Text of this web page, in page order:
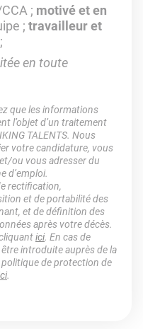
; motivé et en
; travailleur et
en toute
que les informations
l’objet d’un traitement
TALENTS. Nous
votre candidature, vous
ou vous adresser du
d’emploi.
rectification,
et de portabilité des
et de définition des
après votre décès.
ici. En cas de
introduite auprès de la
de protection de
.